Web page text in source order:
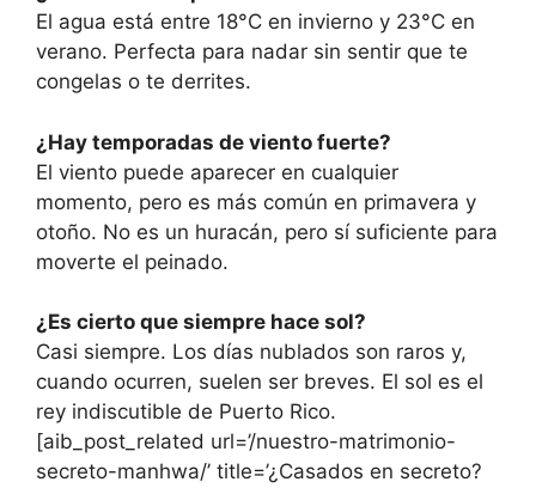
El agua está entre 18°C en invierno y 23°C en
verano. Perfecta para nadar sin sentir que te
congelas o te derrites.
¿Hay temporadas de viento fuerte?
El viento puede aparecer en cualquier
momento, pero es más común en primavera y
otoño. No es un huracán, pero sí suficiente para
moverte el peinado.
¿Es cierto que siempre hace sol?
Casi siempre. Los días nublados son raros y,
cuando ocurren, suelen ser breves. El sol es el
rey indiscutible de Puerto Rico.
[aib_post_related url=’/nuestro-matrimonio-
secreto-manhwa/’ title=’¿Casados en secreto?